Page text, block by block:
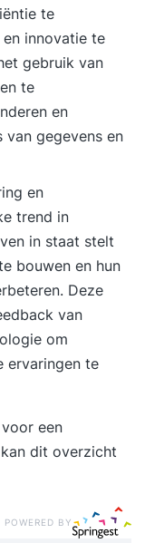
te
innovatie te
gebruik van
te
en
van gegevens en
en
trend in
in staat stelt
bouwen en hun
Deze
van
om
ervaringen te
een
dit overzicht
POWERED BY